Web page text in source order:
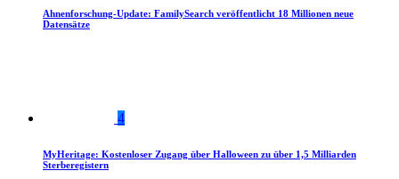
Ahnenforschung-Update: FamilySearch veröffentlicht 18 Millionen neue
Datensätze
4
MyHeritage: Kostenloser Zugang über Halloween zu über 1,5 Milliarden
Sterberegistern